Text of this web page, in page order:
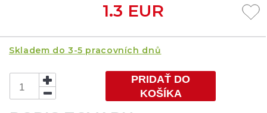
1.3 EUR
Skladem do 3-5 pracovních dnů
PRIDAŤ DO
KOŠÍKA